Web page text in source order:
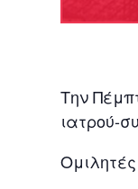
Την
ιατρού-
Ομιλητές